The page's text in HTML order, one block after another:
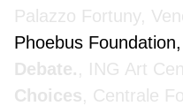
Palazzo Fortuny,
Phoebus
Debate., ING Art
Choices, Centrale